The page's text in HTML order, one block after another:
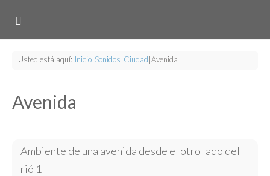
Usted está aquí: Inicio Sonidos Ciudad Avenida
Avenida
Ambiente de una avenida desde el otro lado del
rió 1